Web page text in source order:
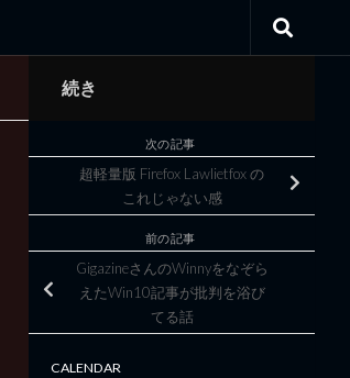
続き
次の記事
超軽量版 Firefox Lawlietfox の
これじゃない感
前の記事
GigazineさんのWinnyをなぞら
えたWin10記事が批判を浴び
てる話
CALENDAR